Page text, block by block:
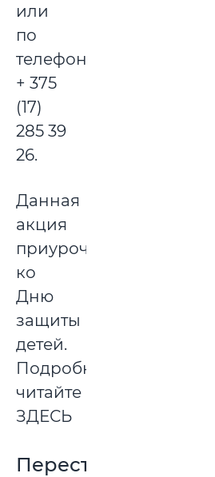
или
по
телефону
+ 375
(17)
285 39
26.
Данная
акция
приурочена
ко
Дню
защиты
детей.
Подробнее
читайте
ЗДЕСЬ
Перестает